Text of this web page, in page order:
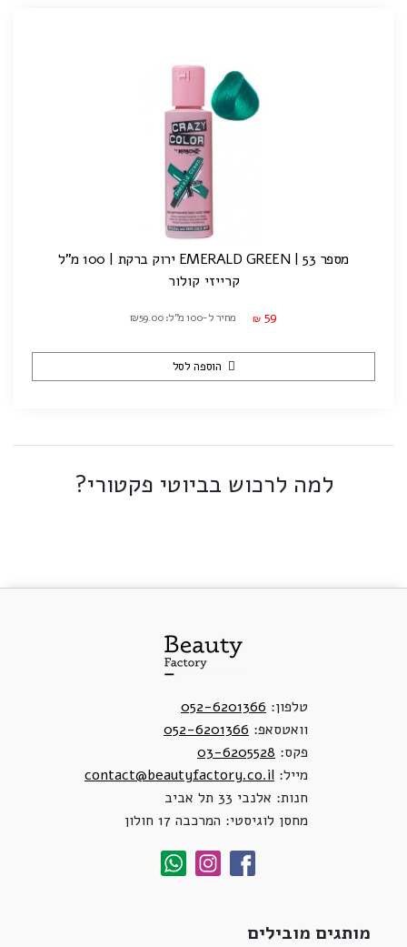
מספר 53 | EMERALD GREEN ירוק ברקת | 100 מ"ל
קרייזי קולור
₪ 59 מחיר ל-100 מ"ל: ₪59.00
הוספה לסל
למה לרכוש בביוטי פקטורי?
טלפון: 052-6201366
וואטסאפ: 052-6201366
פקס: 03-6205528
מייל: contact@beautyfactory.co.il
חנות: אלנבי 33 תל אביב
מחסן לוגיסטי: המרכבה 17 חולון
מותגים מובילים